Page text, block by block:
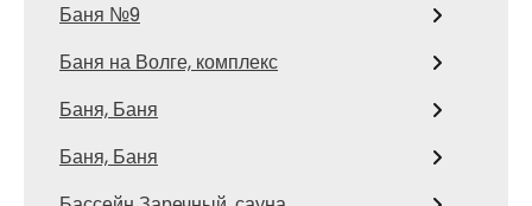
Баня №9
Баня на Волге, комплекс
Баня, Баня
Баня, Баня